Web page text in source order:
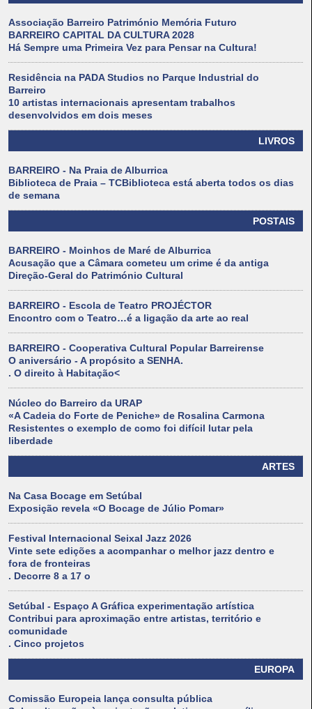
Associação Barreiro Património Memória Futuro
BARREIRO CAPITAL DA CULTURA 2028
Há Sempre uma Primeira Vez para Pensar na Cultura!
Residência na PADA Studios no Parque Industrial do
Barreiro
10 artistas internacionais apresentam trabalhos
desenvolvidos em dois meses
LIVROS
BARREIRO - Na Praia de Alburrica
Biblioteca de Praia – TCBiblioteca está aberta todos os dias
de semana
POSTAIS
BARREIRO - Moinhos de Maré de Alburrica
Acusação que a Câmara cometeu um crime é da antiga
Direção-Geral do Património Cultural
BARREIRO - Escola de Teatro PROJÉCTOR
Encontro com o Teatro…é a ligação da arte ao real
BARREIRO - Cooperativa Cultural Popular Barreirense
O aniversário - A propósito a SENHA.
. O direito à Habitação<
Núcleo do Barreiro da URAP
«A Cadeia do Forte de Peniche» de Rosalina Carmona
Resistentes o exemplo de como foi difícil lutar pela
liberdade
ARTES
Na Casa Bocage em Setúbal
Exposição revela «O Bocage de Júlio Pomar»
Festival Internacional Seixal Jazz 2026
Vinte sete edições a acompanhar o melhor jazz dentro e
fora de fronteiras
. Decorre 8 a 17 o
Setúbal - Espaço A Gráfica experimentação artística
Contribui para aproximação entre artistas, território e
comunidade
. Cinco projetos
EUROPA
Comissão Europeia lança consulta pública